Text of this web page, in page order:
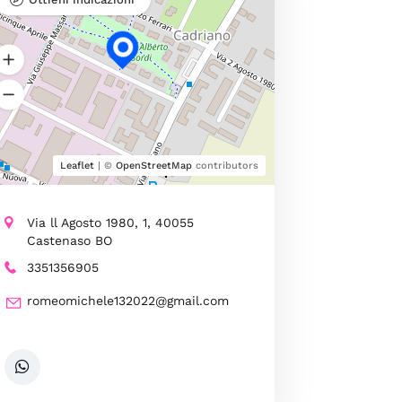
Leaflet| © OpenStreetMapcontributors
Via ll Agosto 1980, 1, 40055
Castenaso BO
3351356905
romeomichele132022@gmail.com